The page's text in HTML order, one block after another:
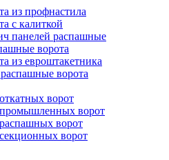
из профнастила
с калиткой
панелей распашные
ворота
из евроштакетника
ворота
ворот
ворот
ворот
ворот